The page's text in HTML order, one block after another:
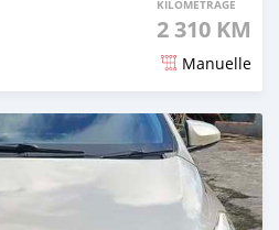
KILOMÉTRAGE
2 310 KM
Manuelle